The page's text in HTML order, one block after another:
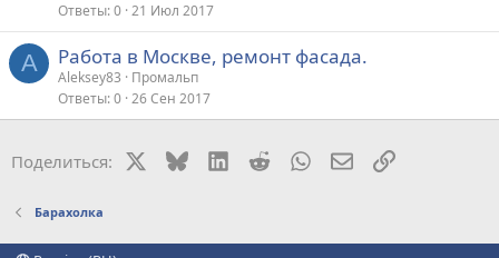
Ответы 0 21 Июл 2017
A Работа в Москве, ремонт фасада.
Aleksey83
Промальп
Ответы 0 26 Сен 2017
Поделиться: BlueskyLinkedIn
RedditWhatsAppЭлектронная
Ссылка
Барахолка